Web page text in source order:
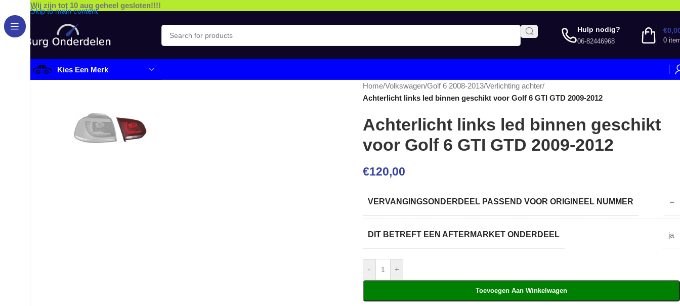
Skip to main content
Wij zijn tot 10 aug geheel gesloten!!!!
Hulp nodig?
06-82446968 0
€
Kies Een Merk
Home/Volkswagen/Golf 6 2008-2013/Verlichting achter/
Achterlicht links led binnen geschikt voor Golf 6 GTI GTD 2009-2012
Achterlicht links led binnen geschikt
voor Golf 6 GTI GTD 2009-2012
€120,00
VERVANGINGSONDERDEEL PASSEND VOOR ORIGINEEL NUMMER –
DIT BETREFT EEN AFTERMARKET ONDERDEEL ja
- +
Toevoegen Aan Winkelwagen